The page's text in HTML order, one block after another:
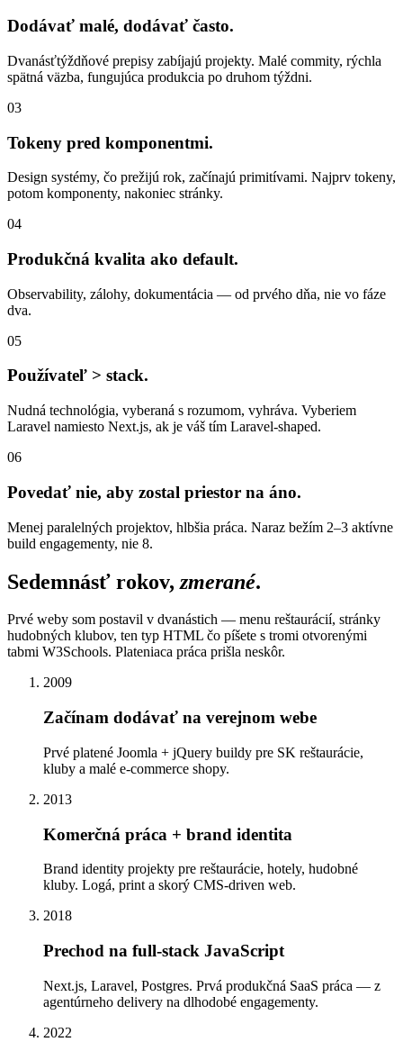
Dodávať malé, dodávať často.
Dvanásťtýždňové prepisy zabíjajú projekty. Malé commity, rýchla
spätná väzba, fungujúca produkcia po druhom týždni.
03
Tokeny pred komponentmi.
Design systémy, čo prežijú rok, začínajú primitívami. Najprv tokeny,
potom komponenty, nakoniec stránky.
04
Produkčná kvalita ako default.
Observability, zálohy, dokumentácia — od prvého dňa, nie vo fáze
dva.
05
Používateľ > stack.
Nudná technológia, vyberaná s rozumom, vyhráva. Vyberiem
Laravel namiesto Next.js, ak je váš tím Laravel-shaped.
06
Povedať nie, aby zostal priestor na áno.
Menej paralelných projektov, hlbšia práca. Naraz bežím 2–3 aktívne
build engagementy, nie 8.
Sedemnásť rokov, zmerané.
Prvé weby som postavil v dvanástich — menu reštaurácií, stránky
hudobných klubov, ten typ HTML čo píšete s tromi otvorenými
tabmi W3Schools. Plateniaca práca prišla neskôr.
2009
Začínam dodávať na verejnom webe
Prvé platené Joomla + jQuery buildy pre SK reštaurácie,
kluby a malé e-commerce shopy.
2013
Komerčná práca + brand identita
Brand identity projekty pre reštaurácie, hotely, hudobné
kluby. Logá, print a skorý CMS-driven web.
2018
Prechod na full-stack JavaScript
Next.js, Laravel, Postgres. Prvá produkčná SaaS práca — z
agentúrneho delivery na dlhodobé engagementy.
2022